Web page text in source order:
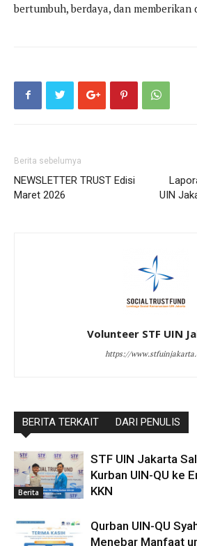
bertumbuh, berdaya, dan memberikan
Berita sebelumya
NEWSLETTER TRUST Edisi
Maret 2026
UIN
Volunteer STF UIN
https://
BERITA TERKAIT DARI PENULIS
Berita
STF UIN Jakarta
Kurban UIN-QU ke
KKN
Qurban UIN-QU
Menebar Manfaat